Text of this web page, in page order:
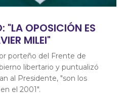
"LA OPOSICIÓN ES
MILEI"
porteño del Frente de
libertario y puntualizó
al Presidente, "son los
el 2001".